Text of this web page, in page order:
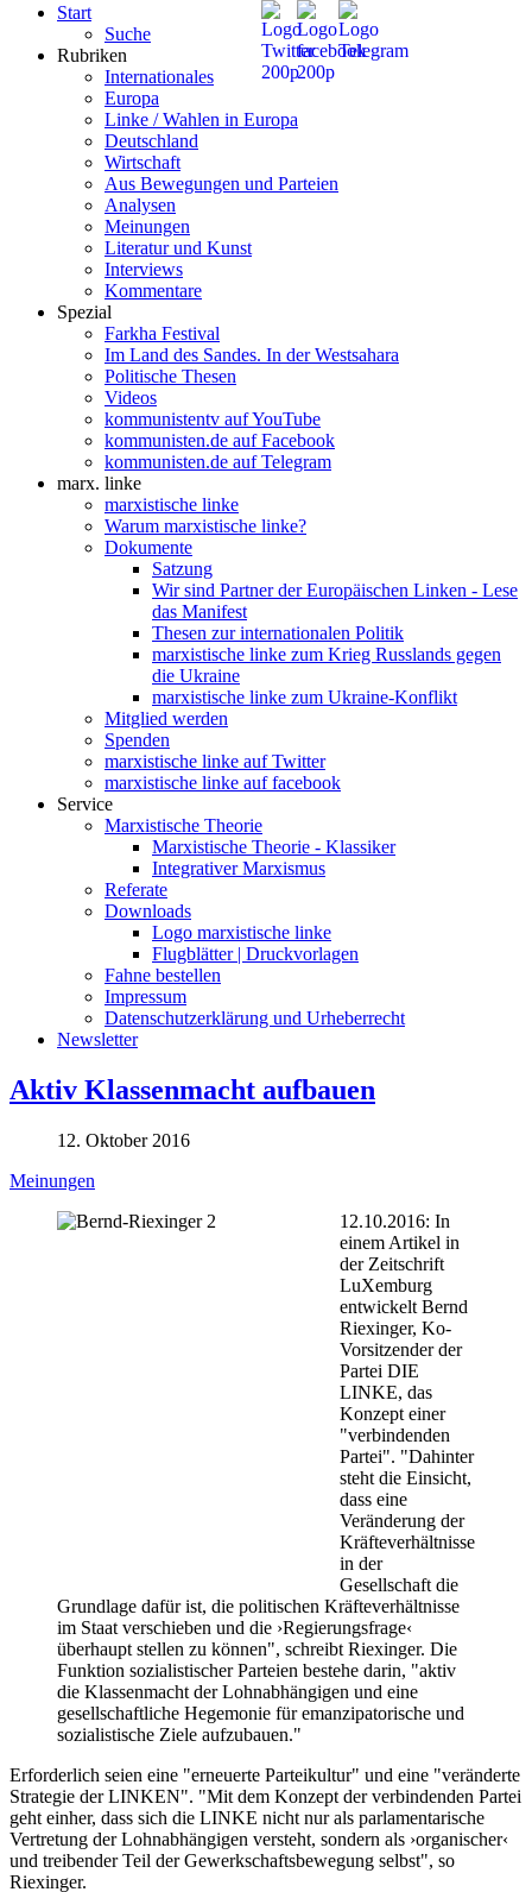
Start
Suche
Rubriken
Internationales
Europa
Linke / Wahlen in Europa
Deutschland
Wirtschaft
Aus Bewegungen und Parteien
Analysen
Meinungen
Literatur und Kunst
Interviews
Kommentare
Spezial
Farkha Festival
Im Land des Sandes. In der Westsahara
Politische Thesen
Videos
kommunistentv auf YouTube
kommunisten.de auf Facebook
kommunisten.de auf Telegram
marx. linke
marxistische linke
Warum marxistische linke?
Dokumente
Satzung
Wir sind Partner der Europäischen Linken - Lese
das Manifest
Thesen zur internationalen Politik
marxistische linke zum Krieg Russlands gegen
die Ukraine
marxistische linke zum Ukraine-Konflikt
Mitglied werden
Spenden
marxistische linke auf Twitter
marxistische linke auf facebook
Service
Marxistische Theorie
Marxistische Theorie - Klassiker
Integrativer Marxismus
Referate
Downloads
Logo marxistische linke
Flugblätter | Druckvorlagen
Fahne bestellen
Impressum
Datenschutzerklärung und Urheberrecht
Newsletter
Aktiv Klassenmacht aufbauen
12. Oktober 2016
Meinungen
12.10.2016: In
einem Artikel in
der Zeitschrift
LuXemburg
entwickelt Bernd
Riexinger, Ko-
Vorsitzender der
Partei DIE
LINKE, das
Konzept einer
"verbindenden
Partei". "Dahinter
steht die Einsicht,
dass eine
Veränderung der
Kräfteverhältnisse
in der
Gesellschaft die
Grundlage dafür ist, die politischen Kräfteverhältnisse
im Staat verschieben und die ›Regierungsfrage‹
überhaupt stellen zu können", schreibt Riexinger. Die
Funktion sozialistischer Parteien bestehe darin, "aktiv
die Klassenmacht der Lohnabhängigen und eine
gesellschaftliche Hegemonie für emanzipatorische und
sozialistische Ziele aufzubauen."
Erforderlich seien eine "erneuerte Parteikultur" und eine "veränderte
Strategie der LINKEN". "Mit dem Konzept der verbindenden Partei
geht einher, dass sich die LINKE nicht nur als parlamentarische
Vertretung der Lohnabhängigen versteht, sondern als ›organischer‹
und treibender Teil der Gewerkschaftsbewegung selbst", so
Riexinger.